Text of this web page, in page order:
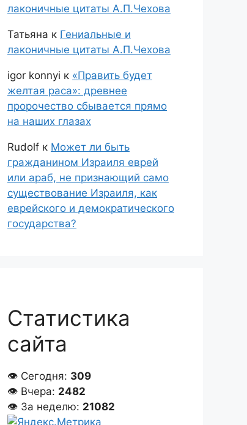
лаконичные цитаты А.П.Чехова
Татьяна к Гениальные и
лаконичные цитаты А.П.Чехова
igor konnyi к «Править будет
желтая раса»: древнее
пророчество сбывается прямо
на наших глазах
Rudolf к Может ли быть
гражданином Израиля еврей
или араб, не признающий само
существование Израиля, как
еврейского и демократического
государства?
Статистика
сайта
👁 Сегодня: 309
👁 Вчера: 2482
👁 За неделю: 21082